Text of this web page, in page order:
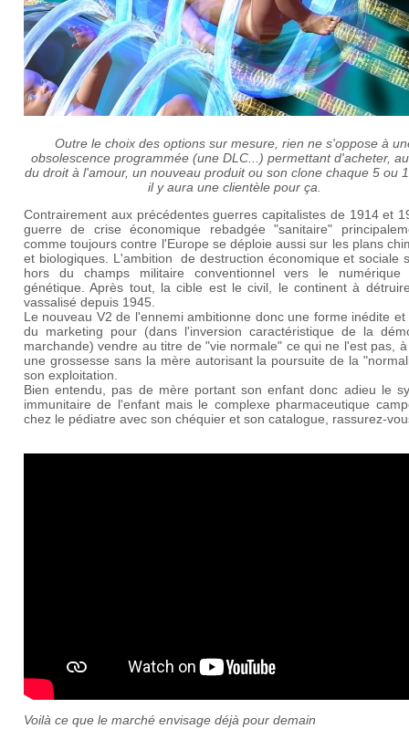
Outre le choix des options sur mesure, rien ne s'oppose à
obsolescence programmée (une DLC...) permettant d'acheter,
du droit à l'amour, un nouveau produit ou son clone chaque 5 ou
il y aura une clientèle pour ça.
Contrairement aux précédentes guerres capitalistes de 1914 et
guerre de crise économique rebadgée "sanitaire"
comme toujours contre l'Europe se déploie aussi sur les plans
et biologiques. L'ambition de destruction économique et sociale
hors du champs militaire conventionnel vers le
génétique. Après tout, la cible est le civil, le continent à
vassalisé depuis 1945.
Le nouveau V2 de l'ennemi ambitionne donc une forme inédite et
du marketing pour (dans l'inversion caractéristique de la
marchande) vendre au titre de "vie normale" ce qui ne l'est pas,
une grossesse sans la mère autorisant la poursuite de la
son exploitation.
Bien entendu, pas de mère portant son enfant donc adieu le
immunitaire de l'enfant mais le complexe pharmaceutique
chez le pédiatre avec son chéquier et son catalogue, rassurez-
Voilà ce que le marché envisage déjà pour demain